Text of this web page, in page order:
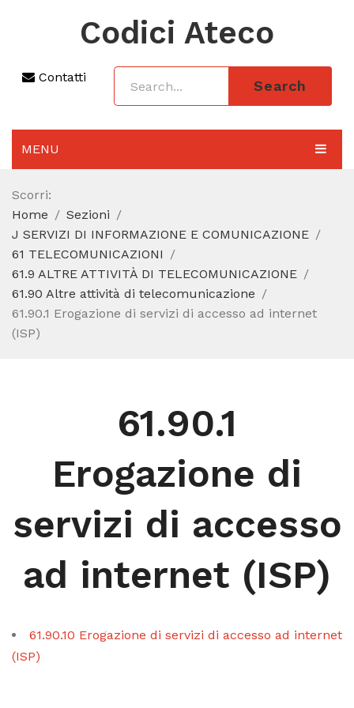
Codici Ateco
Contatti
Search
MENU
AGGIORNAMENTO 2025
SEZIONI
CODICE ATECO A COSA SERVE
CODICE FISCALE
Scorri:
Home
Sezioni
J SERVIZI DI INFORMAZIONE E COMUNICAZIONE
61 TELECOMUNICAZIONI
61.9 ALTRE ATTIVITÀ DI TELECOMUNICAZIONE
61.90 Altre attività di telecomunicazione
61.90.1 Erogazione di servizi di accesso ad internet
(ISP)
61.90.1
Erogazione di
servizi di accesso
ad internet (ISP)
61.90.10 Erogazione di servizi di accesso ad internet
(ISP)